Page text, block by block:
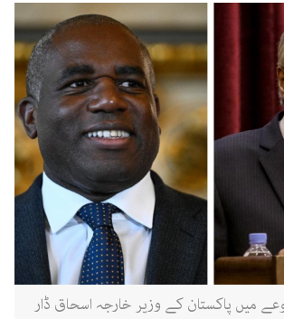
میں پاکستان کے وزیر خارجہ اسحاق ڈار